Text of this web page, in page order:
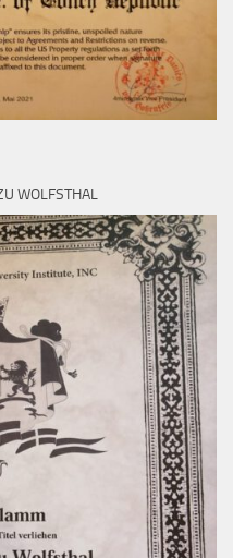
WOLFSTHAL